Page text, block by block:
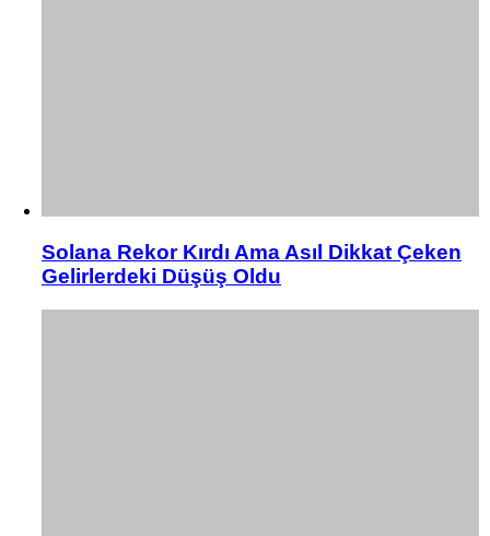
Solana Rekor Kırdı Ama Asıl Dikkat Çeken
Gelirlerdeki Düşüş Oldu